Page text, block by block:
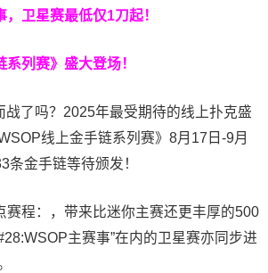
卫星赛最低仅1刀起！
系列赛》 盛大登场！
战了吗？2025年最受期待的线上扑克盛
线上金手链系列赛》8月17日-9月
条金手链等待颁发！
赛程：，带来比迷你主赛还更丰厚的500
主赛事”在内的卫星赛亦同步进